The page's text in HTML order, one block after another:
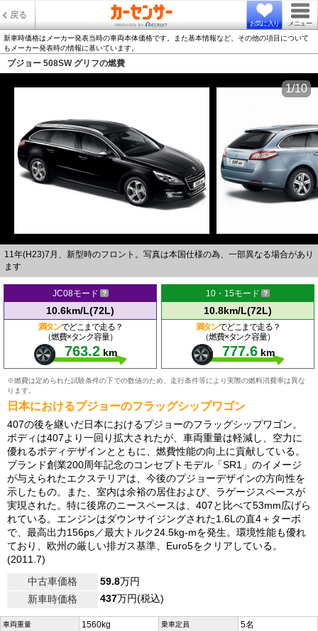
戻る
お気に入り メニュー
新車時価格はメーカー発表当時の車両本体価格です。また基本情報など、その他の項目について
もメーカー発表時の情報に基いています。
プジョー 508SW グリフの燃費
11年(H23)7月、新型時のフロント。写真は本国仕様の為、一部異なる場合があり
ます
1/10
JC08モード
10.6km/L(72L)
満タンでどこまで走る？
（燃費×タンク容量）
763.2 km
10・15モード
10.8km/L(72L)
満タンでどこまで走る？
（燃費×タンク容量）
777.6 km
※燃費は定められた試験条件の下での数値のため、走行条件等により実際の燃料消費率は異な
ります。
日本におけるプジョーのフラッグシップワゴン
407の後を継いだ日本におけるプジョーのフラッグシップワゴン。
ボディは407より一回り拡大されたが、車両重量は軽減し、空力に
優れるボディデザインとともに、燃費性能の向上に貢献している。
ブランド創業200周年記念のコンセプトモデル「SR1」のイメージ
が与えられたエクステリアは、今後のプジョーデザインの方向性を
示したもの。また、室内は余裕の居住および、ラゲージスペースが
実現された。特に後席のニースペースは、407と比べて53mm広げら
れている。エンジンはダウンサイジングされた1.6Lの直4＋ターボ
で、最高出力156ps／最大トルク24.5kg-mを発生。環境性能も優れ
ており、欧州の厳しい排ガス基準、Euro5をクリアしている。
(2011.7)
中古車価格
59.8万円
新車時価格
437万円(税込)
車両重量 1560kg 乗車定員 5名